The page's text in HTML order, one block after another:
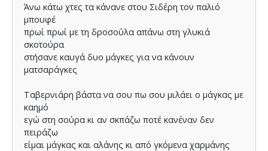
Άνω κάτω χτες τα κάνανε στου Σιδέρη τον παλιό
μπουφέ
πρωί πρωί με τη δροσούλα απάνω στη γλυκιά
σκοτούρα
στήσανε καυγά δυο μάγκες για να κάνουν
ματσαράγκες
Ταβερνιάρη βάστα να σου πω σου μιλάει ο μάγκας με
καημό
εγώ στη σούρα κι αν σκπάζω ποτέ κανέναν δεν
πειράζω
είμαι μάγκας και αλάνης κι από γκόμενα χαρμάνης